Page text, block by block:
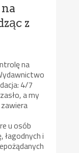
z
na
4/7
a my
u osób
łagodnych i